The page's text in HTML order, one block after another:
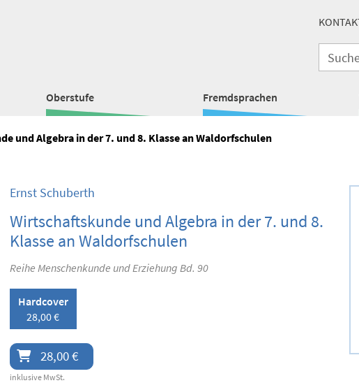
Oberstufe Fremdsprachen
und Algebra in der 7. und 8. Klasse an Waldorfschulen
Ernst Schuberth
Wirtschaftskunde und Algebra in der 7. und 8.
Klasse an Waldorfschulen
Reihe Menschenkunde und Erziehung Bd. 90
Hardcover
28,00 €
28,00 €
inklusive MwSt.